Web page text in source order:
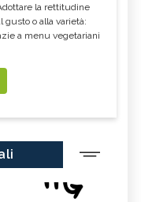
la rettitudine
gusto o alla varietà:
a menu vegetariani